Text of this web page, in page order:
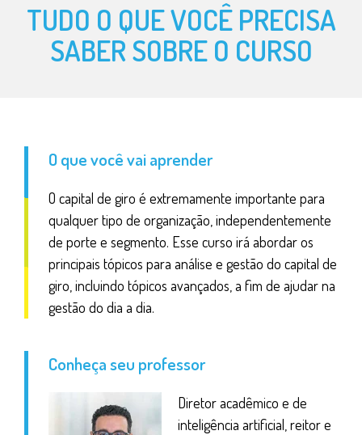
Demonstração de Fluxos de Caixa (DFC) – Elaboração
Demonstração de Fluxos de Caixa (DFC) – Análise
Necessidade de Investimento em Giro (NIG) na prática - Caso
FORMAS DE FINANCIAMENTO E ORIGENS DO CAPITAL DE GIRO
Origens da NIG
Formas de financiamento da NIG e a gestão de risco
Formas de financiamento e origem da NIG – Caso TOTVS – Parte
Gestão de capital de giro – Caso Marisa S/A – Completo
Tópicos avançados em capital de giro: Capital de Giro e Valuation
Extra: Capital de giro em PME e Startups
Extra: Importância de entender o negócio na gestão e na análise
TUDO O QUE VOCÊ PRECISA
SABER SOBRE O CURSO
O que você vai aprender
O capital de giro é extremamente importante para
qualquer tipo de organização, independentemente
de porte e segmento. Esse curso irá abordar os
principais tópicos para análise e gestão do capital de
giro, incluindo tópicos avançados, a fim de ajudar na
gestão do dia a dia.
Conheça seu professor
Diretor acadêmico e de
inteligência artificial, reitor e